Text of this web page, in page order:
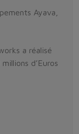
Ayava,
a réalisé
d’Euros